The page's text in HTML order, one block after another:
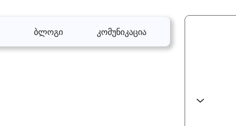
ბლოგი კომუნიკაცია